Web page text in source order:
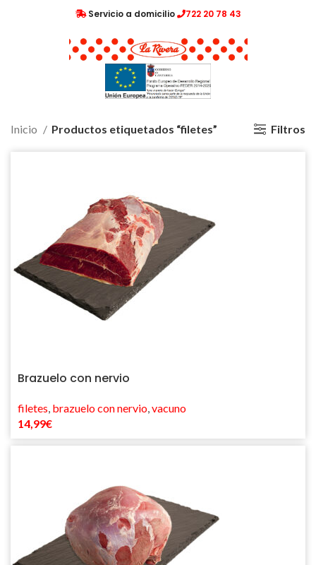
Servicio a domicilio 722 20 78 43
Inicio Productos etiquetados “filetes” Filtros
Brazuelo con nervio
filetes, brazuelo con nervio,vacuno
14,99€